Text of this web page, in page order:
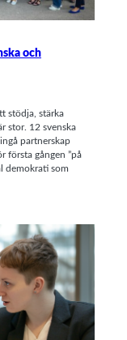
och
stödja, stärka
stor. 12 svenska
partnerskap
första gången ”på
demokrati som